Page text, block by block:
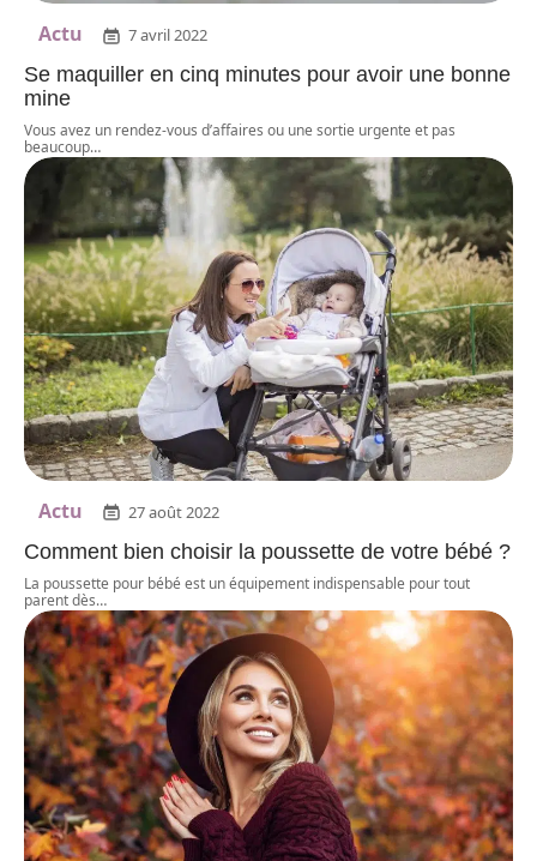
Actu 7 avril 2022
Se maquiller en cinq minutes pour avoir une bonne
mine
Vous avez un rendez-vous d’affaires ou une sortie urgente et pas
beaucoup…
Actu 27 août 2022
Comment bien choisir la poussette de votre bébé ?
La poussette pour bébé est un équipement indispensable pour tout
parent dès…